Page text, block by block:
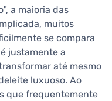
a maioria das
muitos
se compara
justamente a
até mesmo
luxuoso. Ao
que frequentemente